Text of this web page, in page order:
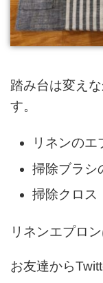
踏み台は変え
す。
リネンのエ
掃除ブラシ
掃除クロス
リネンエプロ
お友達から